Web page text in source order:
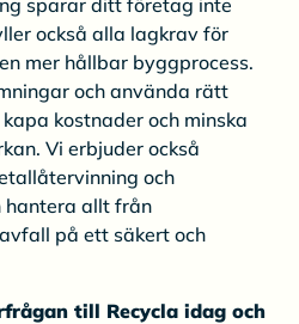
också alla lagkrav för
mer hållbar byggprocess.
och använda rätt
kostnader och minska
Vi erbjuder också
och
hantera allt från
på ett säkert och
till Recycla idag och